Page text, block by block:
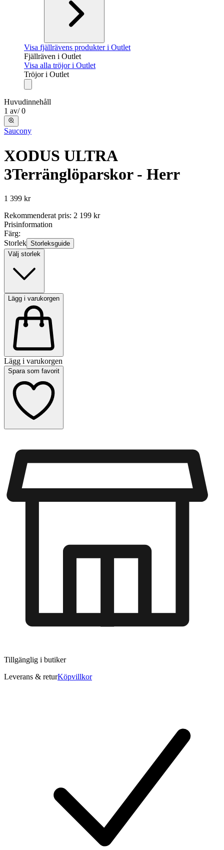
Visa fjällrävens produkter i Outlet
Fjällräven i Outlet
Visa alla tröjor i Outlet
Tröjor i Outlet
Huvudinnehåll
1 av/ 0
Saucony
XODUS ULTRA
3Terränglöparskor - Herr
1 399 kr
Rekommenderat pris: 2 199 kr
Prisinformation
Färg:
Storlek Storleksguide
Välj storlek
Lägg i varukorgen
Lägg i varukorgen
Spara som favorit
Tillgänglig i butiker
Leverans & returKöpvillkor